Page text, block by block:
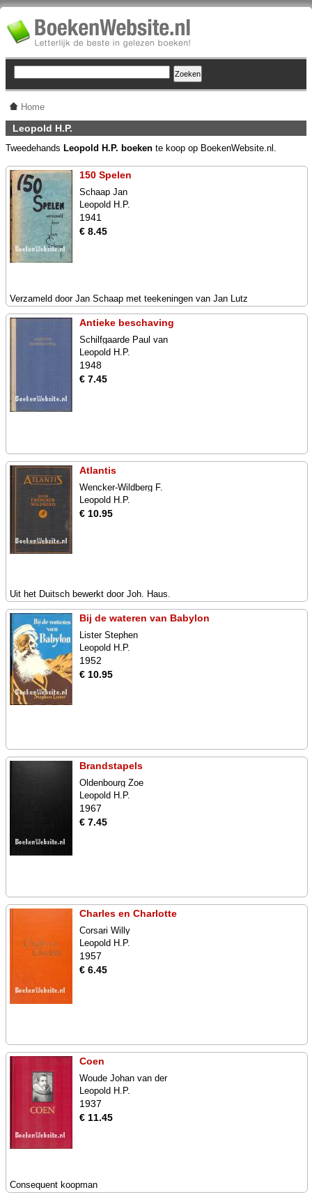
Home
Leopold H.P.
Tweedehands Leopold H.P. boeken te koop op BoekenWebsite.nl.
150 Spelen
Schaap Jan
Leopold H.P.
1941
€ 8.45
Verzameld door Jan Schaap met teekeningen van Jan Lutz
Antieke beschaving
Schilfgaarde Paul van
Leopold H.P.
1948
€ 7.45
Atlantis
Wencker-Wildberg F.
Leopold H.P.
€ 10.95
Uit het Duitsch bewerkt door Joh. Haus.
Bij de wateren van Babylon
Lister Stephen
Leopold H.P.
1952
€ 10.95
Brandstapels
Oldenbourg Zoe
Leopold H.P.
1967
€ 7.45
Charles en Charlotte
Corsari Willy
Leopold H.P.
1957
€ 6.45
Coen
Woude Johan van der
Leopold H.P.
1937
€ 11.45
Consequent koopman